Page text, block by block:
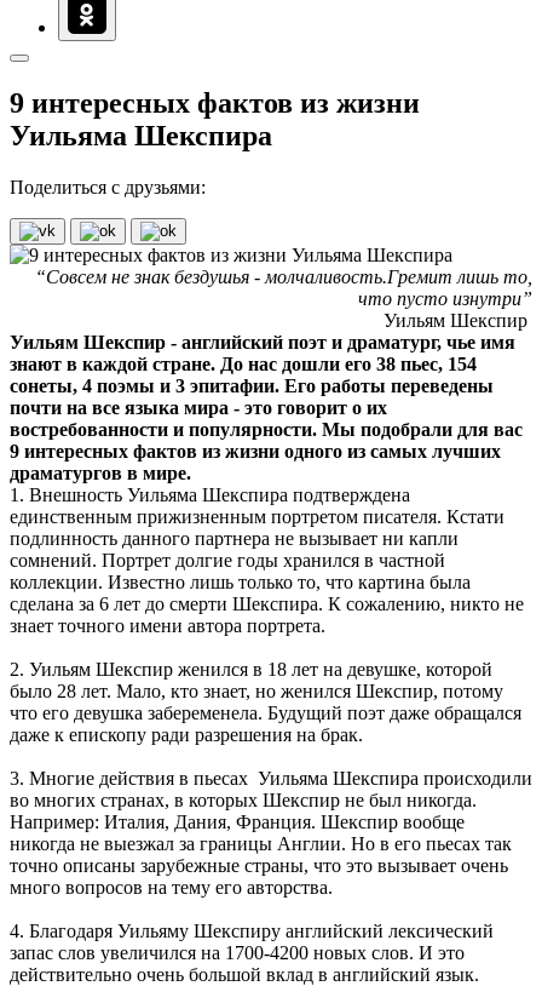
9 интересных фактов из жизни
Уильяма Шекспира
Поделиться с друзьями:
“Совсем не знак бездушья - молчаливость.Гремит лишь то,
что пусто изнутри”
Уильям Шекспир
Уильям Шекспир - английский поэт и драматург, чье имя
знают в каждой стране. До нас дошли его 38 пьес, 154
сонеты, 4 поэмы и 3 эпитафии. Его работы переведены
почти на все языка мира - это говорит о их
востребованности и популярности. Мы подобрали для вас
9 интересных фактов из жизни одного из самых лучших
драматургов в мире.
1. Внешность Уильяма Шекспира подтверждена
единственным прижизненным портретом писателя. Кстати
подлинность данного партнера не вызывает ни капли
сомнений. Портрет долгие годы хранился в частной
коллекции. Известно лишь только то, что картина была
сделана за 6 лет до смерти Шекспира. К сожалению, никто не
знает точного имени автора портрета.
2. Уильям Шекспир женился в 18 лет на девушке, которой
было 28 лет. Мало, кто знает, но женился Шекспир, потому
что его девушка забеременела. Будущий поэт даже обращался
даже к епископу ради разрешения на брак.
3. Многие действия в пьесах Уильяма Шекспира происходили
во многих странах, в которых Шекспир не был никогда.
Например: Италия, Дания, Франция. Шекспир вообще
никогда не выезжал за границы Англии. Но в его пьесах так
точно описаны зарубежные страны, что это вызывает очень
много вопросов на тему его авторства.
4. Благодаря Уильяму Шекспиру английский лексический
запас слов увеличился на 1700-4200 новых слов. И это
действительно очень большой вклад в английский язык.